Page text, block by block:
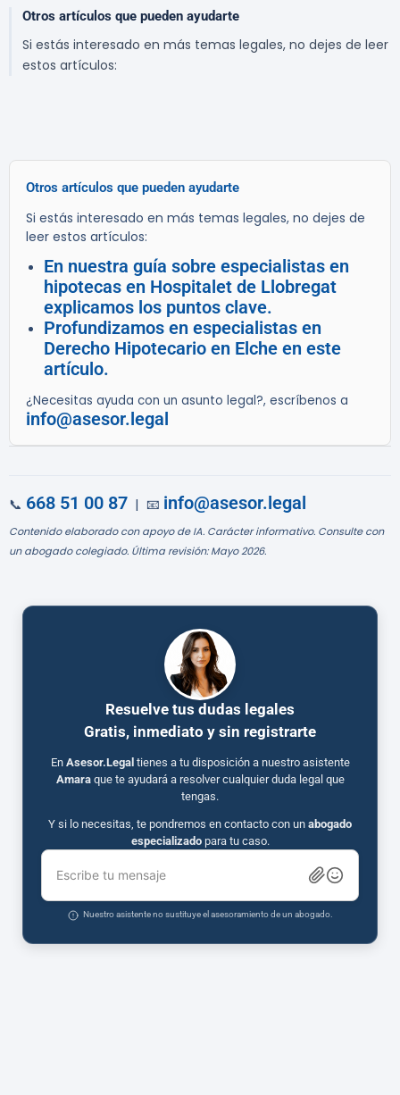
Otros artículos que pueden ayudarte
Si estás interesado en más temas legales, no dejes de leer
estos artículos:
Otros artículos que pueden ayudarte
Si estás interesado en más temas legales, no dejes de
leer estos artículos:
En nuestra guía sobre especialistas en
hipotecas en Hospitalet de Llobregat
explicamos los puntos clave.
Profundizamos en especialistas en
Derecho Hipotecario en Elche en este
artículo.
¿Necesitas ayuda con un asunto legal?, escríbenos a
info@asesor.legal
📞 668 51 00 87 | 📧 info@asesor.legal
Contenido elaborado con apoyo de IA. Carácter informativo. Consulte con
un abogado colegiado. Última revisión: Mayo 2026.
Resuelve tus dudas legales
Gratis, inmediato y sin registrarte
En Asesor.Legal tienes a tu disposición a nuestro asistente
Amaraque te ayudará a resolver cualquier duda legal que
tengas.
Y si lo necesitas, te pondremos en contacto con un abogado
especializadopara tu caso.
Escribe tu mensaje
Nuestro asistente no sustituye el asesoramiento de un abogado.